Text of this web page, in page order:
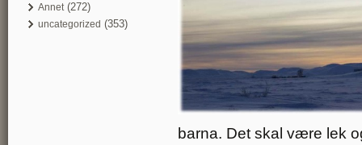
Annet(272)
uncategorized (353)
barna. Det skal være lek